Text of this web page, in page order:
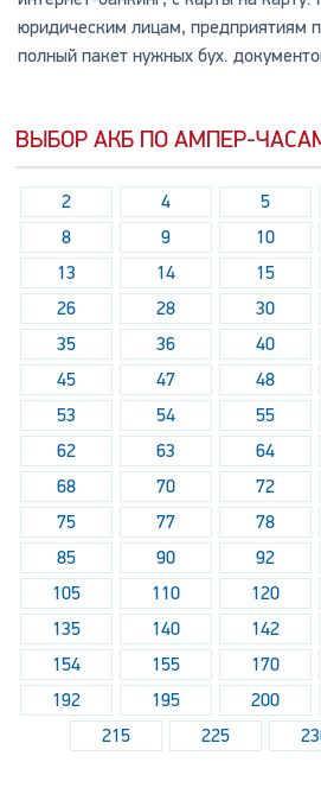
юридическим лицам, предприятиям
полный пакет нужных бух.
ВЫБОР АКБ ПО АМПЕР-
2 4 5
8
9 10
13
14 15
26
28 30
35
36 40
45
47 48
53
54 55
62
63 64
68
70 72
75
77 78
85
90 92
105
110 120
135
140 142
154
155 170
192
195 200
215
225